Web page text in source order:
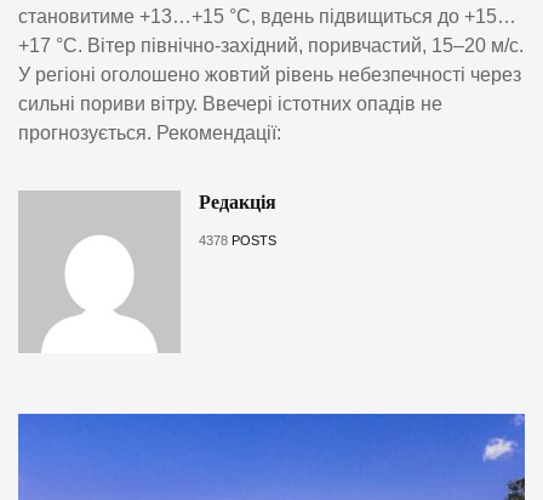
становитиме +13…+15 °C, вдень підвищиться до +15…
+17 °C. Вітер північно-західний, поривчастий, 15–20 м/с.
У регіоні оголошено жовтий рівень небезпечності через
сильні пориви вітру. Ввечері істотних опадів не
прогнозується. Рекомендації:
Редакція
4378 POSTS